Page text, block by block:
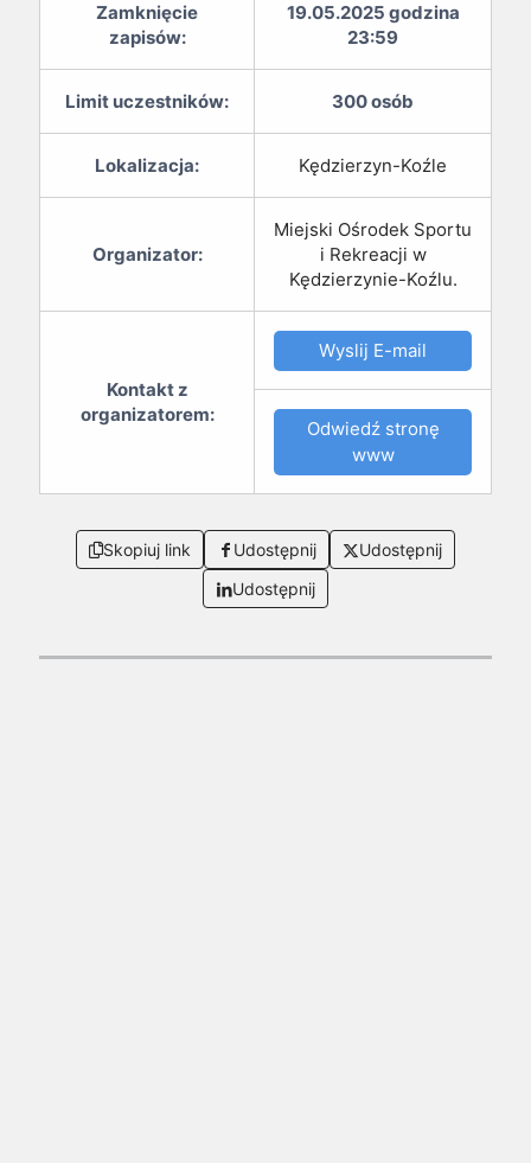
Zamknięcie
zapisów:
19.05.2025 godzina
23:59
Limit uczestników: 300 osób
Lokalizacja: Kędzierzyn-Koźle
Organizator:
Miejski Ośrodek Sportu
i Rekreacji w
Kędzierzynie-Koźlu.
Kontakt z
organizatorem:
Wyslij E-mail
Odwiedź stronę
www
Skopiuj link Udostępnij
Udostępnij
Udostępnij